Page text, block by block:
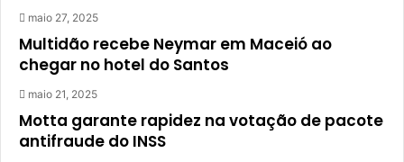
maio 27, 2025
Multidão recebe Neymar em Maceió ao
chegar no hotel do Santos
maio 21, 2025
Motta garante rapidez na votação de pacote
antifraude do INSS